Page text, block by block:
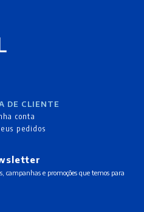
DE CLIENTE
conta
pedidos
campanhas e promoções que temos para